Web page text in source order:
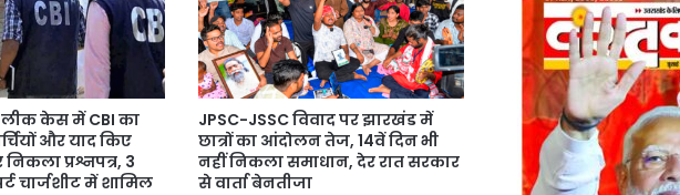
लीक केस में CBI का
और याद किए
प्रश्नपत्र, 3
चार्जशीट में शामिल
JPSC-JSSC विवाद पर झारखंड में
छात्रों का आंदोलन तेज, 14वें दिन भी
नहीं निकला समाधान, देर रात सरकार
से वार्ता बेनतीजा